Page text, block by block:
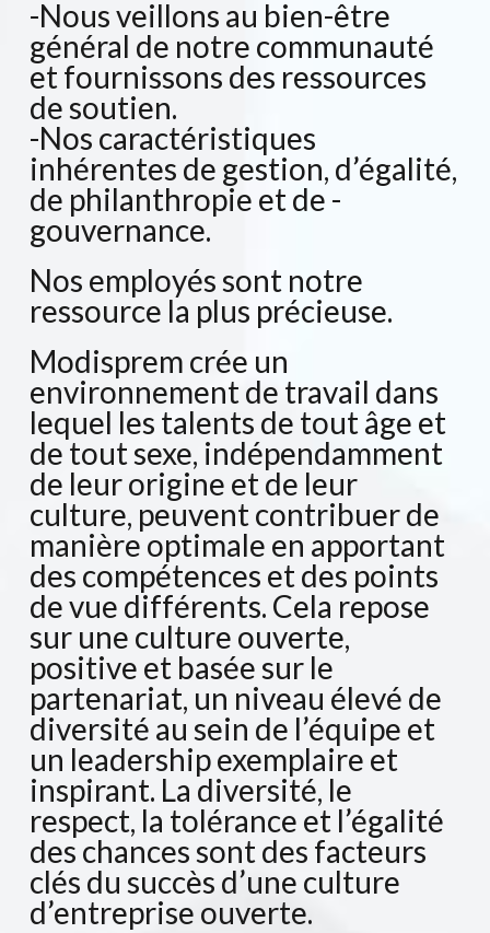
-Nous veillons au bien-être
général de notre communauté
et fournissons des ressources
de soutien.
-Nos caractéristiques
inhérentes de gestion, d’égalité,
de philanthropie et de -
gouvernance.
Nos employés sont notre
ressource la plus précieuse.
Modisprem crée un
environnement de travail dans
lequel les talents de tout âge et
de tout sexe, indépendamment
de leur origine et de leur
culture, peuvent contribuer de
manière optimale en apportant
des compétences et des points
de vue différents. Cela repose
sur une culture ouverte,
positive et basée sur le
partenariat, un niveau élevé de
diversité au sein de l’équipe et
un leadership exemplaire et
inspirant. La diversité, le
respect, la tolérance et l’égalité
des chances sont des facteurs
clés du succès d’une culture
d’entreprise ouverte.